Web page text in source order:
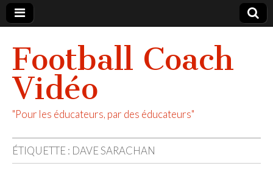
Football Coach
Vidéo
"Pour les éducateurs, par des éducateurs"
ÉTIQUETTE : DAVE SARACHAN